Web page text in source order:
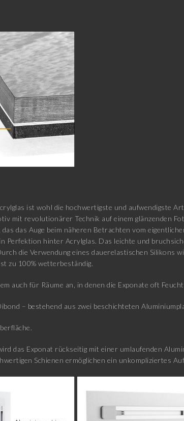
ist wohl die hochwertigste und aufwendigste
mit revolutionärer Technik auf einem glänzenden
das Auge beim näheren Betrachten vom
Perfektion hinter Acrylglas. Das leichte und
die Verwendung eines dauerelastischen Silikons
zu 100% wetterbeständig.
auch für Räume an, in denen die Exponate oft
– bestehend aus zwei beschichteten
das Exponat rückseitig mit einer umlaufenden
Schienen ermöglichen ein unkompliziertes